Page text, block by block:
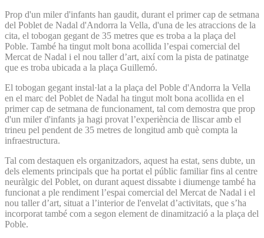
Prop d'un miler d'infants han gaudit, durant el primer cap de setmana
del Poblet de Nadal d'Andorra la Vella, d'una de les atraccions de la
cita, el tobogan gegant de 35 metres que es troba a la plaça del
Poble. També ha tingut molt bona acollida l’espai comercial del
Mercat de Nadal i el nou taller d’art, així com la pista de patinatge
que es troba ubicada a la plaça Guillemó.
El tobogan gegant instal·lat a la plaça del Poble d'Andorra la Vella
en el marc del Poblet de Nadal ha tingut molt bona acollida en el
primer cap de setmana de funcionament, tal com demostra que prop
d'un miler d'infants ja hagi provat l’experiència de lliscar amb el
trineu pel pendent de 35 metres de longitud amb què compta la
infraestructura.
Tal com destaquen els organitzadors, aquest ha estat, sens dubte, un
dels elements principals que ha portat el públic familiar fins al centre
neuràlgic del Poblet, on durant aquest dissabte i diumenge també ha
funcionat a ple rendiment l’espai comercial del Mercat de Nadal i el
nou taller d’art, situat a l’interior de l'envelat d’activitats, que s’ha
incorporat també com a segon element de dinamització a la plaça del
Poble.